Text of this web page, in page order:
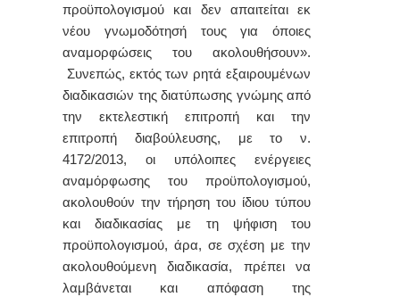
προϋπολογισμού και δεν απαιτείται εκ
νέου γνωμοδότησή τους για όποιες
αναμορφώσεις του ακολουθήσουν».
Συνεπώς, εκτός των ρητά εξαιρουμένων
διαδικασιών της διατύπωσης γνώμης από
την εκτελεστική επιτροπή και την
επιτροπή διαβούλευσης, με το ν.
4172/2013, οι υπόλοιπες ενέργειες
αναμόρφωσης του προϋπολογισμού,
ακολουθούν την τήρηση του ίδιου τύπου
και διαδικασίας με τη ψήφιση του
προϋπολογισμού, άρα, σε σχέση με την
ακολουθούμενη διαδικασία, πρέπει να
λαμβάνεται και απόφαση της